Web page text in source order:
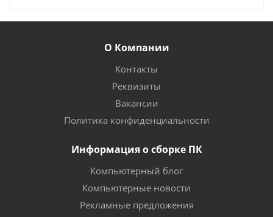
О Компании
Контакты
Реквизиты
Вакансии
Политика конфиденциальности
Информация о сборке ПК
Компьютерный блог
Компьютерные новости
Рекламные предложения